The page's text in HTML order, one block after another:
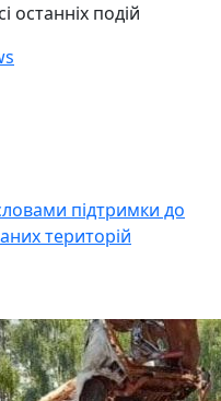
останніх подій
підтримки до
територій